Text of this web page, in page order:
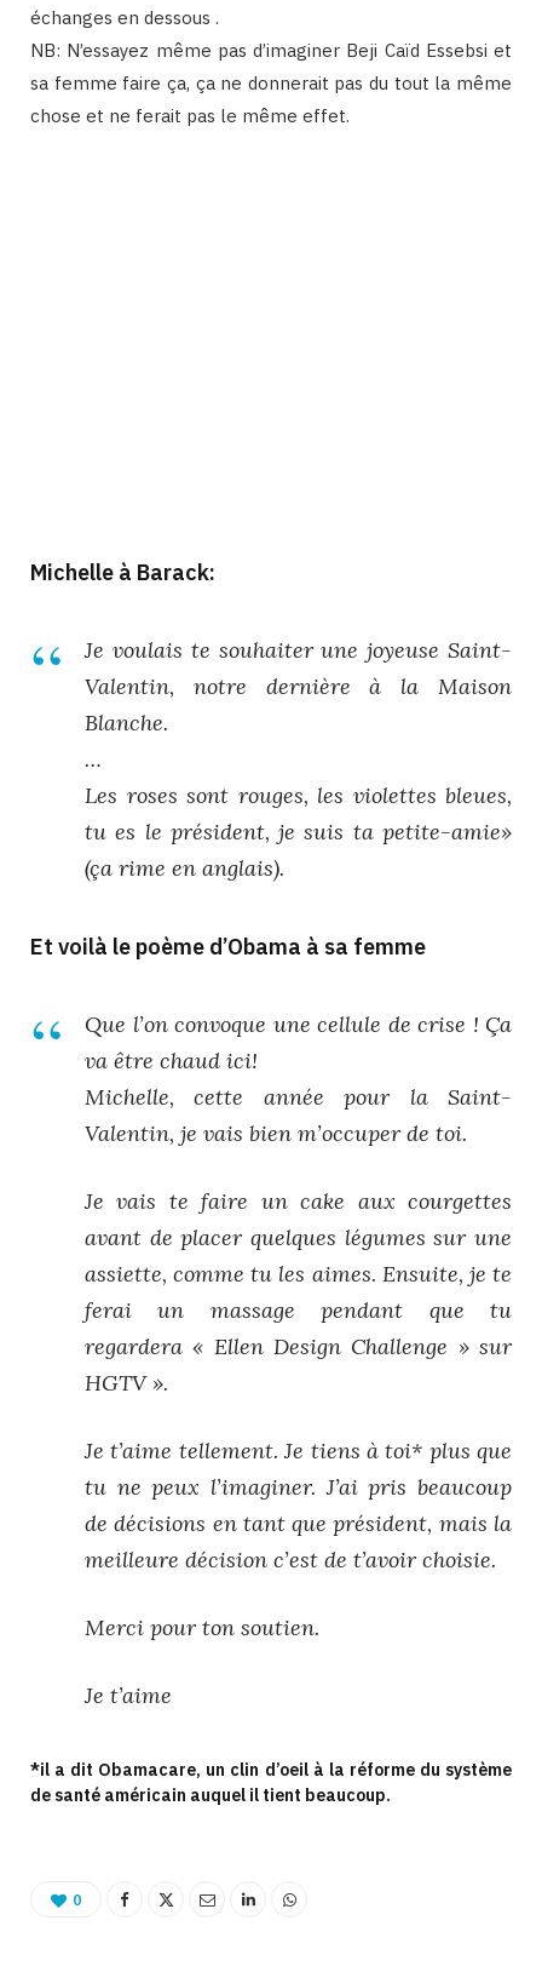
échanges en dessous .
NB: N’essayez même pas d’imaginer Beji Caïd Essebsi et
sa femme faire ça, ça ne donnerait pas du tout la même
chose et ne ferait pas le même effet.
Michelle à Barack:
Je voulais te souhaiter une joyeuse Saint-
Valentin, notre dernière à la Maison
Blanche.
…
Les roses sont rouges, les violettes bleues,
tu es le président, je suis ta petite-amie»
(ça rime en anglais).
Et voilà le poème d’Obama à sa femme
Que l’on convoque une cellule de crise ! Ça
va être chaud ici!
Michelle, cette année pour la Saint-
Valentin, je vais bien m’occuper de toi.
Je vais te faire un cake aux courgettes
avant de placer quelques légumes sur une
assiette, comme tu les aimes. Ensuite, je te
ferai un massage pendant que tu
regardera « Ellen Design Challenge » sur
HGTV ».
Je t’aime tellement. Je tiens à toi* plus que
tu ne peux l’imaginer. J’ai pris beaucoup
de décisions en tant que président, mais la
meilleure décision c’est de t’avoir choisie.
Merci pour ton soutien.
Je t’aime
*il a dit Obamacare, un clin d’oeil à la réforme du système
de santé américain auquel il tient beaucoup.
0